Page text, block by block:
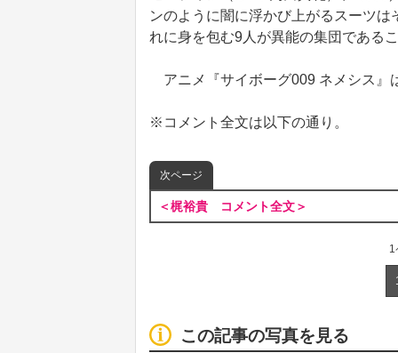
ンのように闇に浮かび上がるスーツ
れに身を包む9人が異能の集団である
アニメ『サイボーグ009 ネメシス』
※コメント全文は以下の通り。
次ページ
＜梶裕貴 コメント全文＞
1
この記事の写真を見る